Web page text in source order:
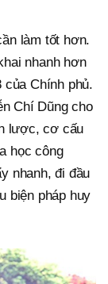
làm tốt hơn.
nhanh hơn
Chính phủ.
Chí Dũng cho
lược, cơ cấu
học công
nhanh, đi đầu
biện pháp huy